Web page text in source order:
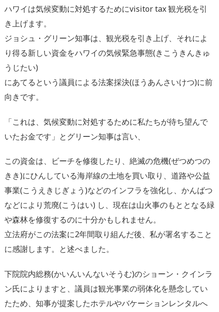
ハワイは気候変動に対処するためにvisitor tax 観光税を引
き上げます。
ジョシュ・グリーン知事は、観光税を引き上げ、 それによ
り得る新しい資金をハワイの気候緊急事態(きこうきんきゅ
うじたい)
にあてるという議員による法案採決(ほうあんさいけつ)に前
向きです。
「これは、 気候変動に対処するために私たちが待ち望んで
いたお金です」 とグリーン知事は言い、
この資金は、ビーチを修復したり、絶滅の危機(ぜつめつの
きき)にひんしている海岸線の土地を買い取り、道路や公益
事業(こうえきじぎょう)などのインフラを強化し、 かんばつ
などにより荒廃(こうはい) し、 現在は山火事のもととなる緑
や森林を修復するのに十分かもしれません。
立法府がこの法案に2年間取り組んだ後、 私が署名すること
に感謝します。と述べました。
下院院内総務(かいんいんないそうむ)のショーン・ クインラ
ン氏によりますと、 議員は観光事業の弱体化を懸念してい
たため、 知事が提案したホテルやバケーションレンタルへ